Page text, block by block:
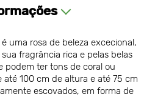
uma rosa de beleza excecional,
fragrância rica e pelas belas
podem ter tons de coral ou
até 100 cm de altura e até 75 cm
escovados, em forma de